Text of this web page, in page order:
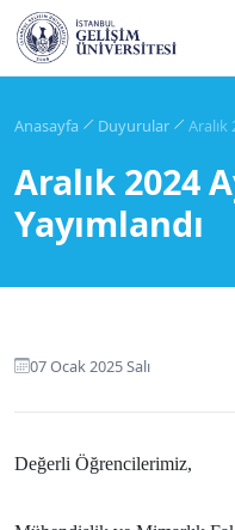
Anasayfa Duyurular Aralık
Aralık 2024
Yayımlandı
07 Ocak 2025 Salı
Değerli Öğrencilerimiz,